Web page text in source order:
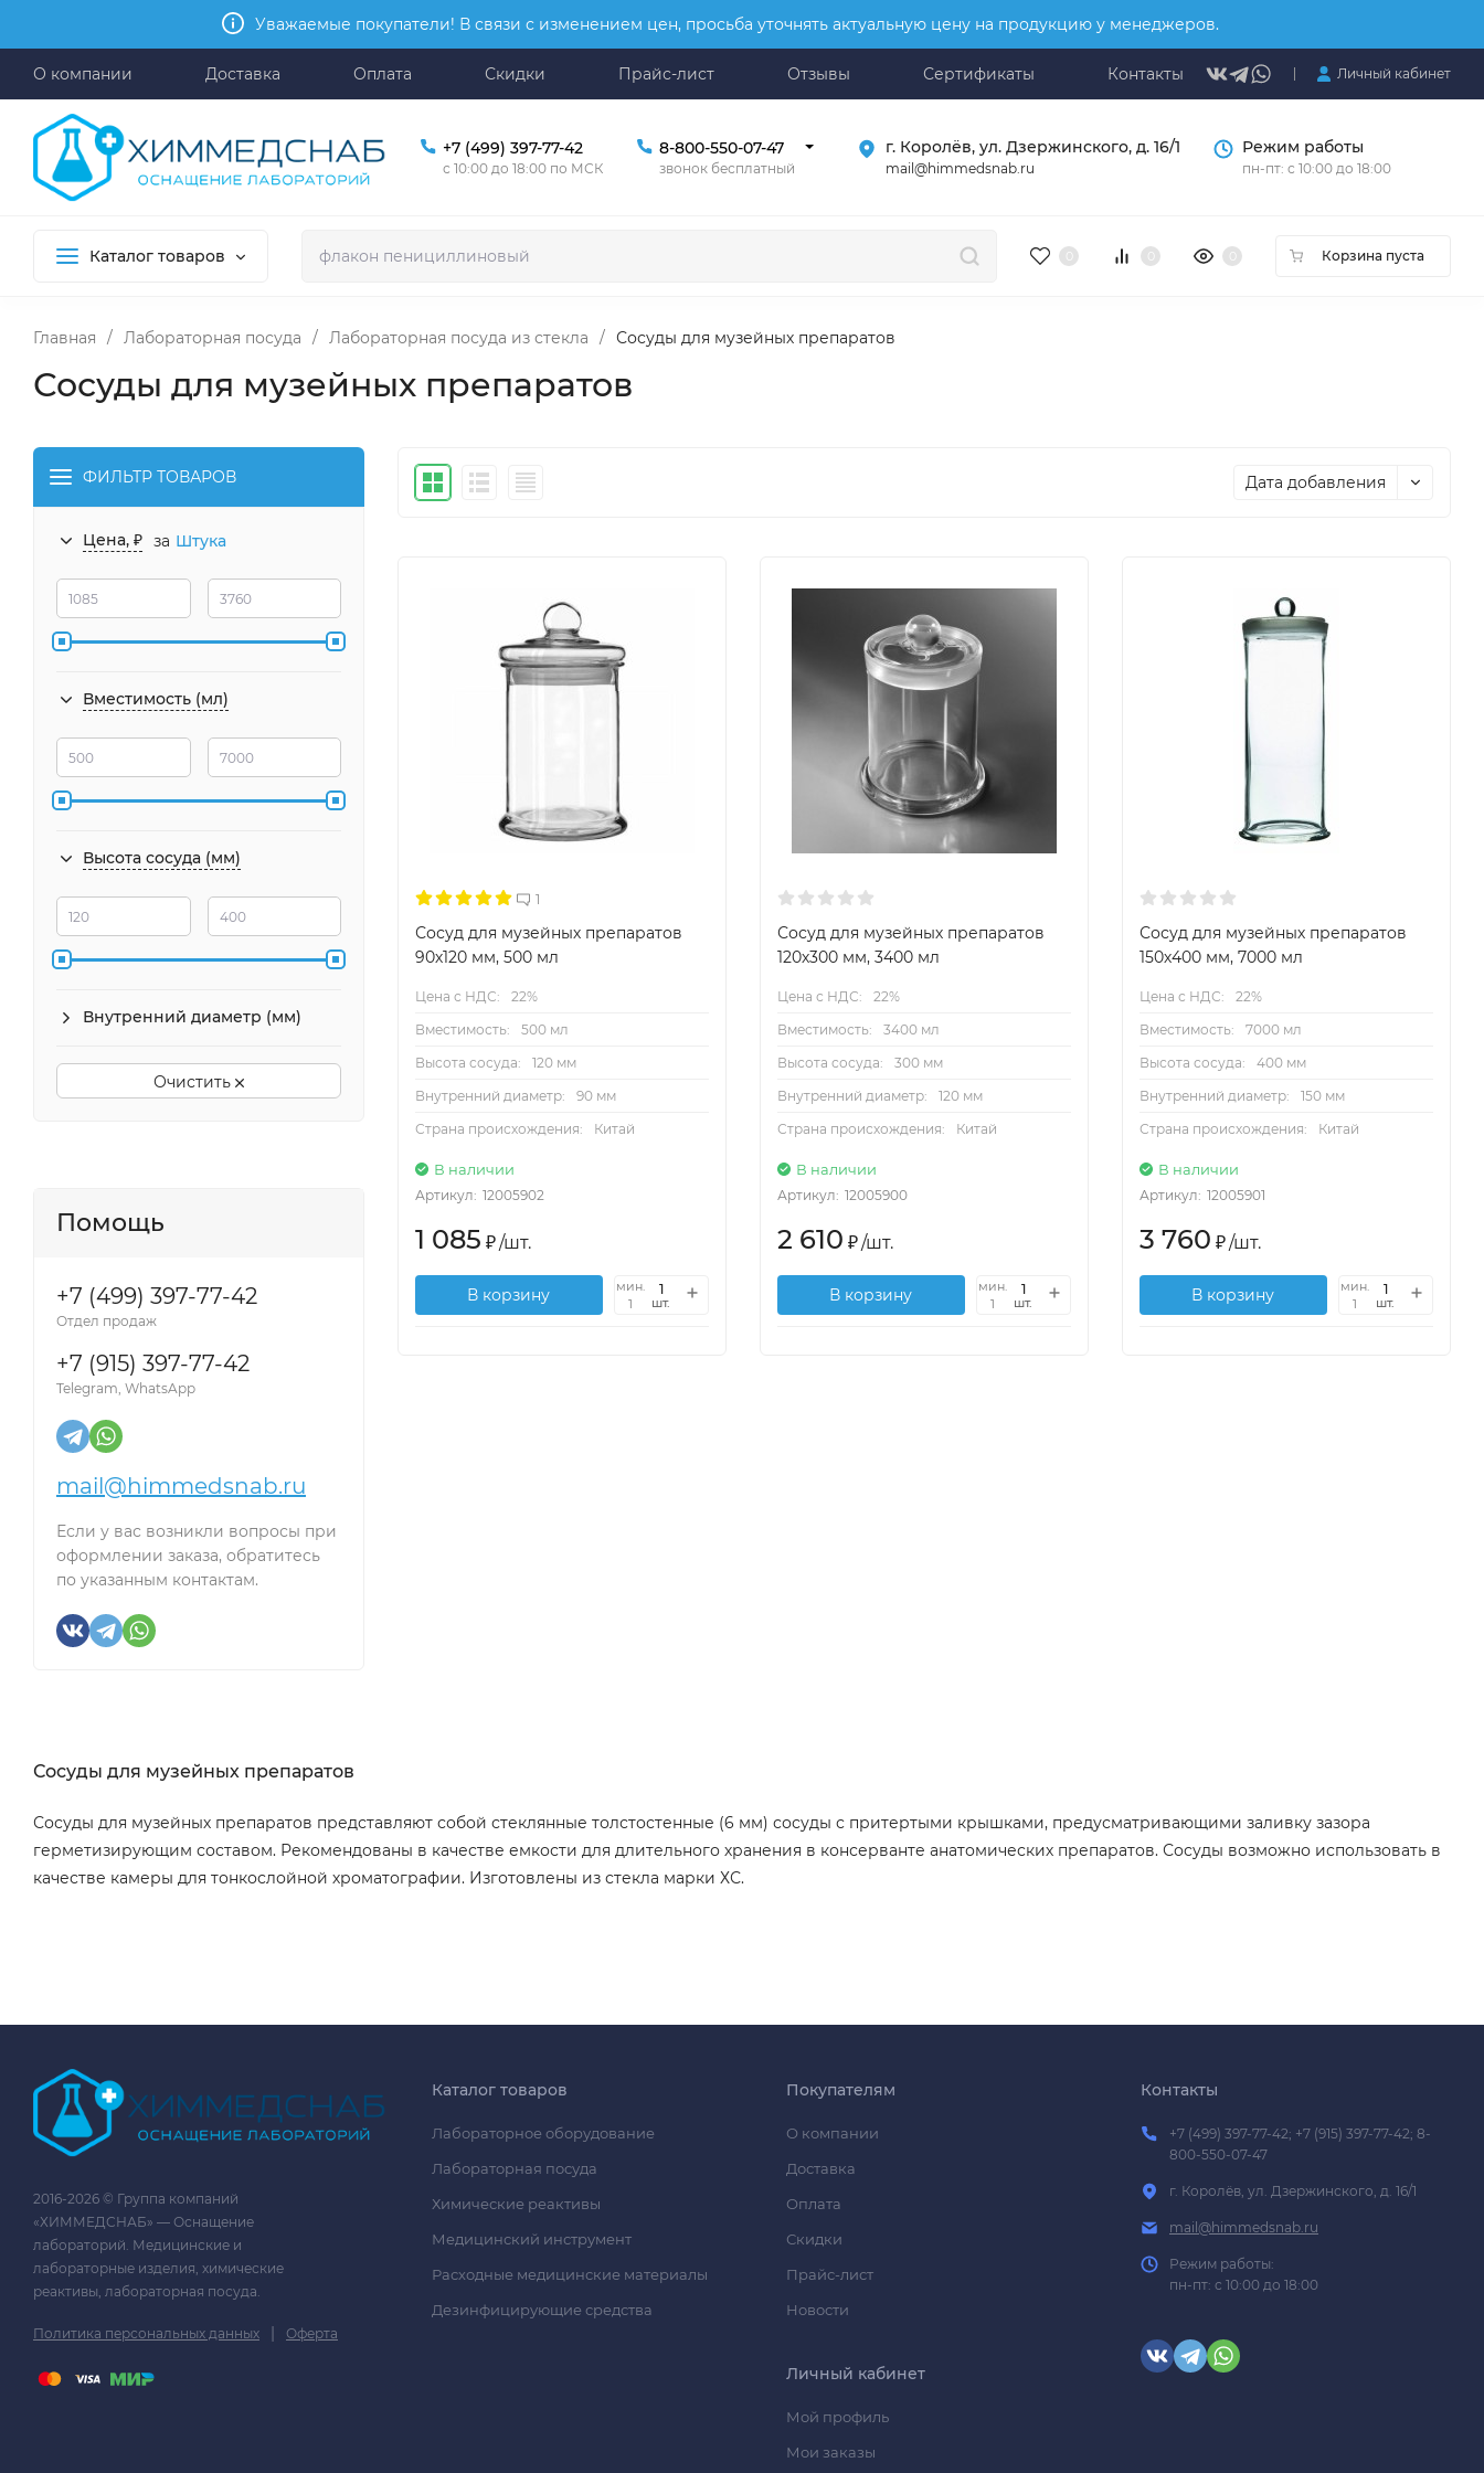
Уважаемые покупатели! В связи с изменением цен, просьба уточнять актуальную цену на продукцию у менеджеров.
О компании Доставка Оплата Скидки Прайс-лист Отзывы Сертификаты Контакты Личный кабинет
+7 (499) 397-77-42
с 10:00 до 18:00 по МСК
8-800-550-07-47
звонок бесплатный
г. Королёв, ул. Дзержинского, д. 16/1
mail@himmedsnab.ru
Режим работы
пн-пт: с 10:00 до 18:00
Каталог товаров Корзина пуста
Главная / Лабораторная посуда / Лабораторная посуда из стекла / Сосуды для музейных препаратов
Сосуды для музейных препаратов
ФИЛЬТР ТОВАРОВ
Цена, ₽ за Штука
Вместимость (мл)
Высота сосуда (мм)
Внутренний диаметр (мм)
Очистить
Помощь
+7 (499) 397-77-42
Отдел продаж
+7 (915) 397-77-42
Telegram, WhatsApp
mail@himmedsnab.ru
Если у вас возникли вопросы при
оформлении заказа, обратитесь
по указанным контактам.
Дата добавления
1
Сосуд для музейных препаратов
90х120 мм, 500 мл
Цена с НДС:
22%
Вместимость:
500 мл
Высота сосуда:
120 мм
Внутренний диаметр:
90 мм
Страна происхождения:
Китай
В наличии
Артикул: 12005902
1 085 ₽/шт.
В корзину
мин.
1
шт.
Сосуд для музейных препаратов
120х300 мм, 3400 мл
Цена с НДС:
22%
Вместимость:
3400 мл
Высота сосуда:
300 мм
Внутренний диаметр:
120 мм
Страна происхождения:
Китай
В наличии
Артикул: 12005900
2 610 ₽/шт.
В корзину
мин.
1
шт.
Сосуд для музейных препаратов
150х400 мм, 7000 мл
Цена с НДС:
22%
Вместимость:
7000 мл
Высота сосуда:
400 мм
Внутренний диаметр:
150 мм
Страна происхождения:
Китай
В наличии
Артикул: 12005901
3 760 ₽/шт.
В корзину
мин.
1
шт.
Сосуды для музейных препаратов
Сосуды для музейных препаратов представляют собой стеклянные толстостенные (6 мм) сосуды с притертыми крышками, предусматривающими заливку зазора
герметизирующим составом. Рекомендованы в качестве емкости для длительного хранения в консерванте анатомических препаратов. Сосуды возможно использовать в
качестве камеры для тонкослойной хроматографии. Изготовлены из стекла марки ХС.
2016-2026 © Группа компаний
«ХИММЕДСНАБ» — Оснащение
лабораторий. Медицинские и
лабораторные изделия, химические
реактивы, лабораторная посуда.
Политика персональных данных | Оферта
Каталог товаров
Лабораторное оборудование
Лабораторная посуда
Химические реактивы
Медицинский инструмент
Расходные медицинские материалы
Дезинфицирующие средства
Покупателям
О компании
Доставка
Оплата
Скидки
Прайс-лист
Новости
Личный кабинет
Мой профиль
Мои заказы
Контакты
+7 (499) 397-77-42; +7 (915) 397-77-42; 8-
800-550-07-47
г. Королёв, ул. Дзержинского, д. 16/1
mail@himmedsnab.ru
Режим работы:
пн-пт: с 10:00 до 18:00